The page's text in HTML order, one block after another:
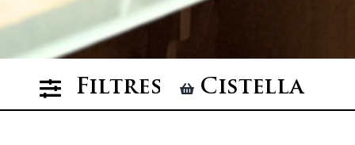
Filtres Cistella